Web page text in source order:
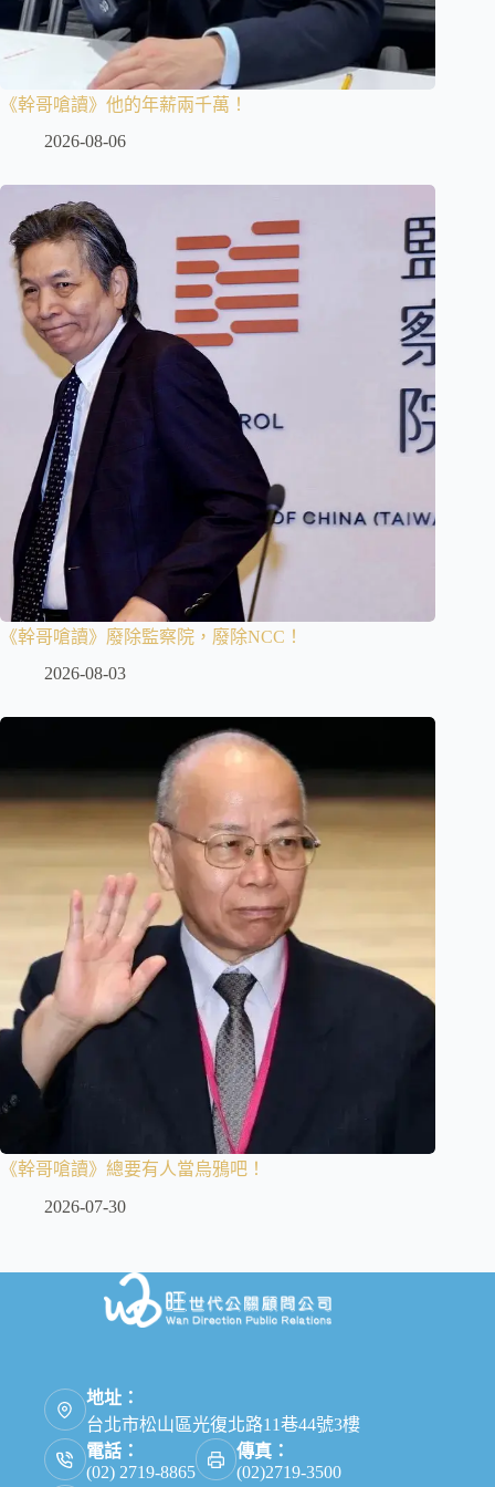
《幹哥嗆讀》他的年薪兩千萬！
2026-08-06
《幹哥嗆讀》廢除監察院，廢除NCC！
2026-08-03
《幹哥嗆讀》總要有人當烏鴉吧！
2026-07-30
地址：
台北市松山區光復北路11巷44號3樓
電話：
(02) 2719-8865
傳真：
(02)2719-3500